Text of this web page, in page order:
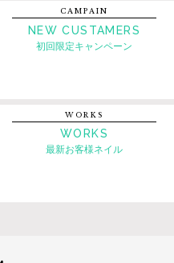
CAMPAIN
NEW CUSTAMERS
初回限定キャンペーン
WORKS
WORKS
最新お客様ネイル